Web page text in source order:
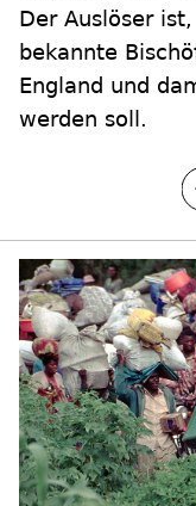
Der Auslöser
bekannte
England und
werden soll.